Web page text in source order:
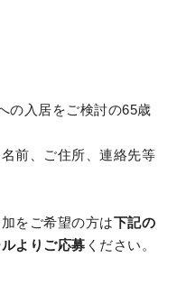
入居をご検討の65歳
住所、連絡先等
をご希望の方は下記の
よりご応募 ください。